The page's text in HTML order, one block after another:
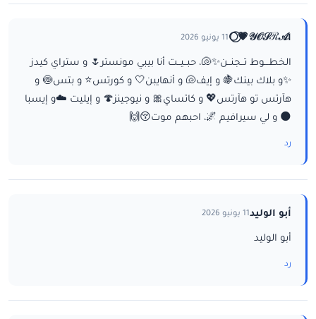
ا𝒴𝒪𝒮ℛ𝒜💗⃝🌕 11 يونيو 2026
الخطـــوط تــجنــن✨🐚، حبــيــت أنا بيبي مونستر🌷 و ستراي كيدز
✨و بلاك بينك🍇 و إيف🐚 و أنهايبن🤍 و كورتس⭐ و بتس🍥 و
هآرتس تو هآرتس💖 و كاتساي🎀 و نيوجينز🍄 و إيليت ☁️و إيسبا
🌑 و لي سيرافيم 🌌، احبهم موت😚🙌
رد
أبو الوليد11 يونيو 2026
أبو الوليد
رد